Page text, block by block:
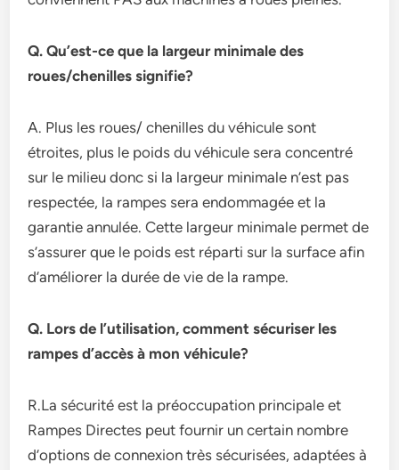
Q. Qu’est-ce que la largeur minimale des
roues/chenilles signifie?
A. Plus les roues/ chenilles du véhicule sont
étroites, plus le poids du véhicule sera concentré
sur le milieu donc si la largeur minimale n’est pas
respectée, la rampes sera endommagée et la
garantie annulée. Cette largeur minimale permet de
s’assurer que le poids est réparti sur la surface afin
d’améliorer la durée de vie de la rampe.
Q. Lors de l’utilisation, comment sécuriser les
rampes d’accès à mon véhicule?
R.La sécurité est la préoccupation principale et
Rampes Directes peut fournir un certain nombre
d’options de connexion très sécurisées, adaptées à